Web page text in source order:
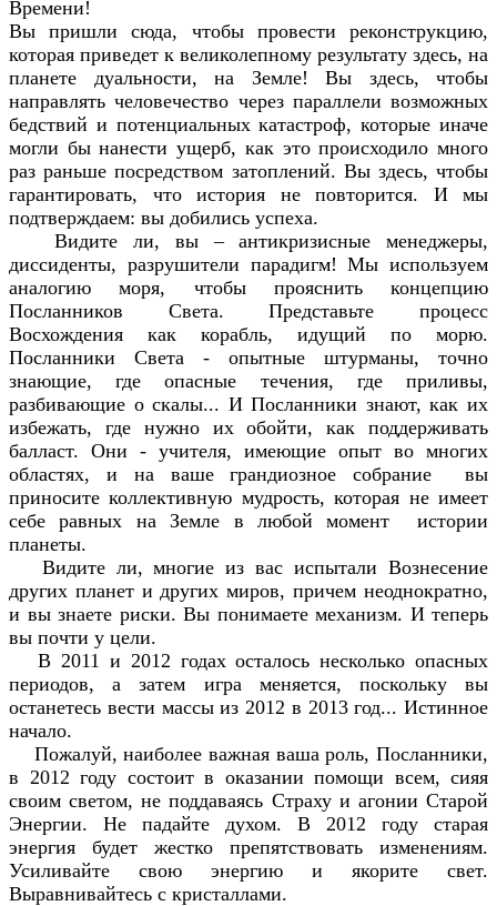
Времени!
Вы пришли сюда, чтобы провести реконструкцию,
которая приведет к великолепному результату здесь, на
планете дуальности, на Земле! Вы здесь, чтобы
направлять человечество через параллели возможных
бедствий и потенциальных катастроф, которые иначе
могли бы нанести ущерб, как это происходило много
раз раньше посредством затоплений. Вы здесь, чтобы
гарантировать, что история не повторится. И мы
подтверждаем: вы добились успеха.
Видите ли, вы – антикризисные менеджеры,
диссиденты, разрушители парадигм! Мы используем
аналогию моря, чтобы прояснить концепцию
Посланников Света. Представьте процесс
Восхождения как корабль, идущий по морю.
Посланники Света - опытные штурманы, точно
знающие, где опасные течения, где приливы,
разбивающие о скалы... И Посланники знают, как их
избежать, где нужно их обойти, как поддерживать
балласт. Они - учителя, имеющие опыт во многих
областях, и на ваше грандиозное собрание вы
приносите коллективную мудрость, которая не имеет
себе равных на Земле в любой момент истории
планеты.
Видите ли, многие из вас испытали Вознесение
других планет и других миров, причем неоднократно,
и вы знаете риски. Вы понимаете механизм. И теперь
вы почти у цели.
В 2011 и 2012 годах осталось несколько опасных
периодов, а затем игра меняется, поскольку вы
останетесь вести массы из 2012 в 2013 год... Истинное
начало.
Пожалуй, наиболее важная ваша роль, Посланники,
в 2012 году состоит в оказании помощи всем, сияя
своим светом, не поддаваясь Страху и агонии Старой
Энергии. Не падайте духом. В 2012 году старая
энергия будет жестко препятствовать изменениям.
Усиливайте свою энергию и якорите свет.
Выравнивайтесь с кристаллами.